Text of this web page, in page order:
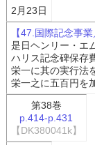
2月23日
【47.国際記念事
是日ヘンリー・エ
ハリス記念碑保存
栄一に其の実行法
栄一之に五百円を
第38巻
p.414-p.431
【DK380041k】